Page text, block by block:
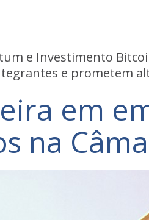
e Investimento
e prometem
em
na